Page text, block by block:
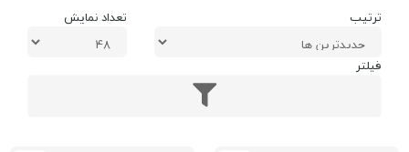
ترتیب تعداد نمایش
فیلتر